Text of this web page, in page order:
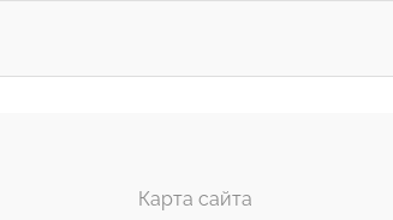
Карта сайта